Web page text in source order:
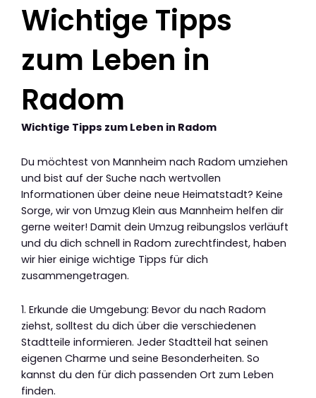
Wichtige Tipps
zum Leben in
Radom
Wichtige Tipps zum Leben in Radom
Du möchtest von Mannheim nach Radom umziehen
und bist auf der Suche nach wertvollen
Informationen über deine neue Heimatstadt? Keine
Sorge, wir von Umzug Klein aus Mannheim helfen dir
gerne weiter! Damit dein Umzug reibungslos verläuft
und du dich schnell in Radom zurechtfindest, haben
wir hier einige wichtige Tipps für dich
zusammengetragen.
1. Erkunde die Umgebung: Bevor du nach Radom
ziehst, solltest du dich über die verschiedenen
Stadtteile informieren. Jeder Stadtteil hat seinen
eigenen Charme und seine Besonderheiten. So
kannst du den für dich passenden Ort zum Leben
finden.